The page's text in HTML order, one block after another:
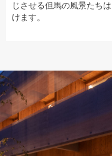
じさせる但馬の風景たち
けます。